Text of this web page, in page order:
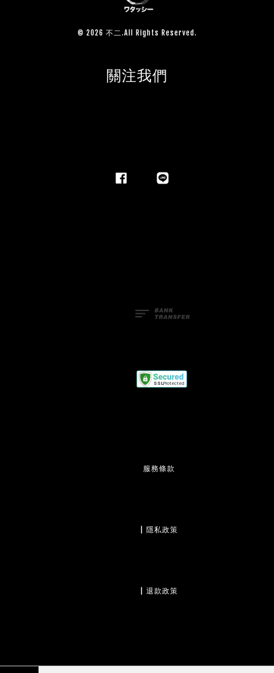
© 2026 不二.All Rights Reserved.
關注我們
服務條款
                  |
隱私政策
                  |
退款政策